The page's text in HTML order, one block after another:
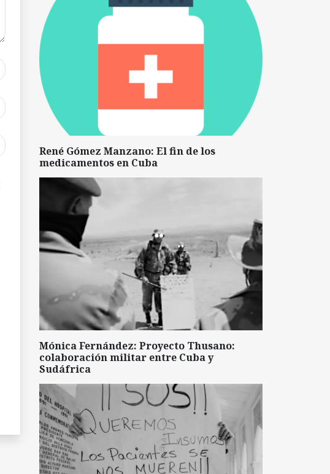
René Gómez Manzano: El fin de los
medicamentos en Cuba
Mónica Fernández: Proyecto Thusano:
colaboración militar entre Cuba y
Sudáfrica